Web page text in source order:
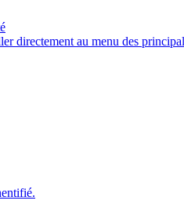
directement au menu des